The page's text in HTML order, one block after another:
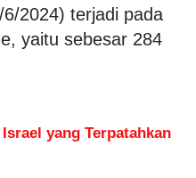
2024) terjadi pada
yaitu sebesar 284
yang Terpatahkan